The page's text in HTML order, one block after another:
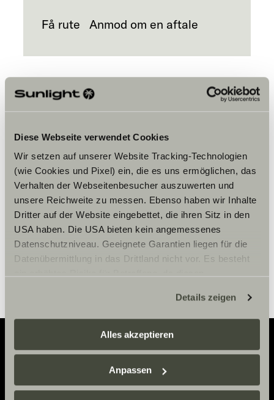
Diese Webseite verwendet Cookies
Wir setzen auf unserer Website Tracking-Technologien
(wie Cookies und Pixel) ein, die es uns ermöglichen, das
Verhalten der Webseitenbesucher auszuwerten und
unsere Reichweite zu messen. Ebenso haben wir Inhalte
Dritter auf der Website eingebettet, die ihren Sitz in den
USA haben. Die USA bieten kein angemessenes
Datenschutzniveau. Geeignete Garantien liegen für die
Datenübermittlung in das Drittland nicht vor. Es besteht
zustehen. Eingesetzte Dienstleister können Daten für
eigene Zwecke verarbeiten und mit anderen Daten
zusammenführen. Weitere Informationen finden Sie hier:
Datenschutzerklärung
einzelne Cookies/Dienste in den Einstellungen aus,
erteilen Sie uns Ihre Einwilligung zur Verarbeitung Ihrer
Details zeigen
Alles akzeptieren
Anpassen
Få rute Anmod om en aftale
Accepter venligst
marketingcookies for at se
indholdet.
Cookie-indstillinger
Adventure